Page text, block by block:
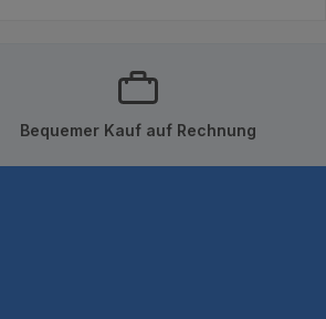
Bequemer Kauf auf Rechnung